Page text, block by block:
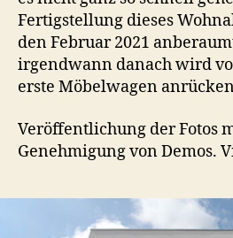
Fertigstellung dieses
den Februar 2021
irgendwann danach wird
erste Möbelwagen
Veröffentlichung der Fotos
Genehmigung von Demos.